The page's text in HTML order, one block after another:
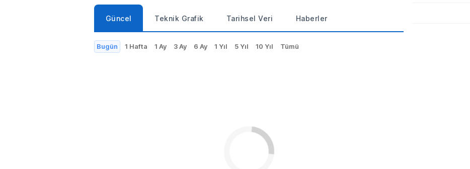
Güncel Teknik Grafik Tarihsel Veri Haberler
Bugün 1 Hafta 1 Ay 3 Ay 6 Ay 1 Yıl 5 Yıl 10 Yıl Tümü